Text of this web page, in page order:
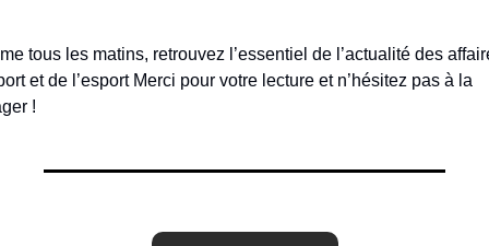
tous les matins, retrouvez l’essentiel de l’actualité des
et de l’esport Merci pour votre lecture et n’hésitez pas à la
!